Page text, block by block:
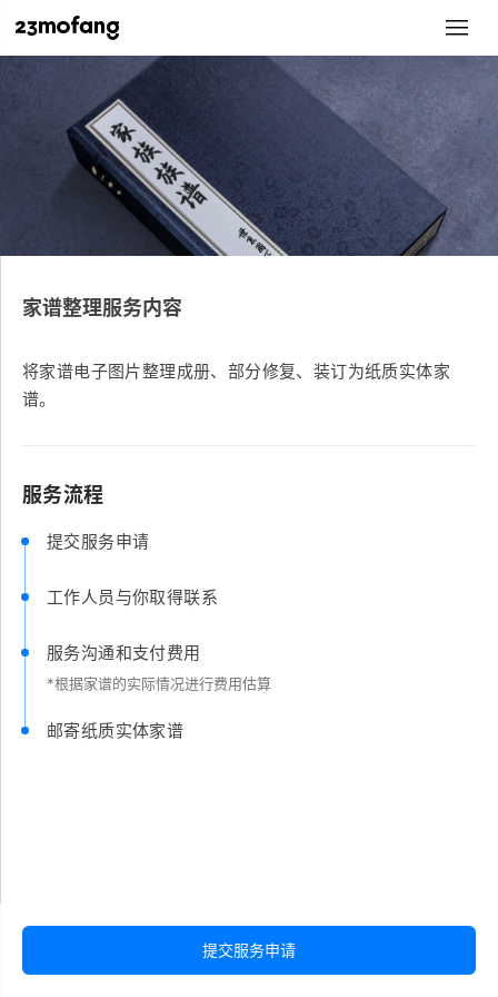
家谱整理服务内容
将家谱电子图片整理成册、部分修复、装订为纸质实体家
谱。
服务流程
提交服务申请
工作人员与你取得联系
服务沟通和支付费用
*根据家谱的实际情况进行费用估算
邮寄纸质实体家谱
提交服务申请